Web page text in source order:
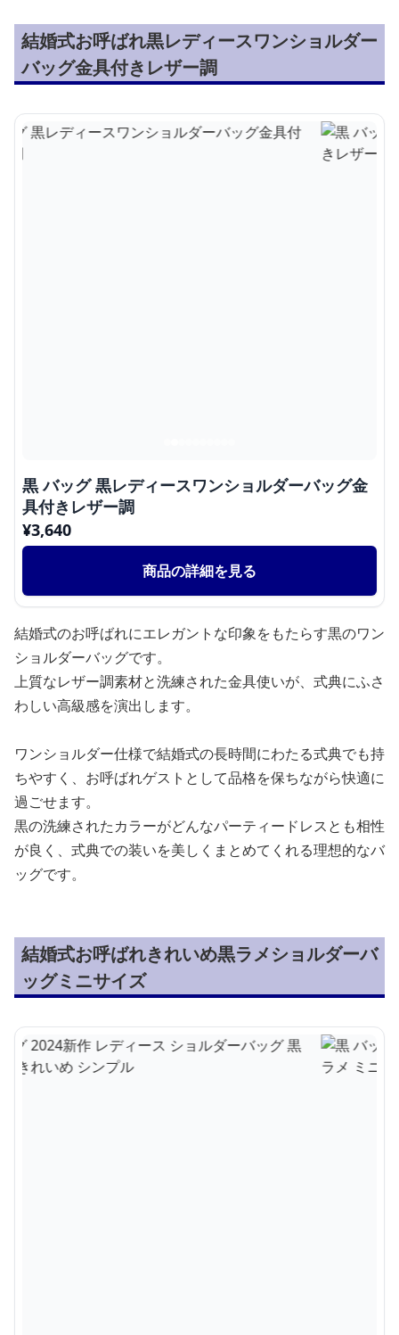
結婚式お呼ばれ黒レディースワンショルダー
バッグ金具付きレザー調
黒 バッグ 黒レディースワンショルダーバッグ金
具付きレザー調
¥3,640
商品の詳細を見る
結婚式のお呼ばれにエレガントな印象をもたらす黒のワン
ショルダーバッグです。
上質なレザー調素材と洗練された金具使いが、式典にふさ
わしい高級感を演出します。
ワンショルダー仕様で結婚式の長時間にわたる式典でも持
ちやすく、お呼ばれゲストとして品格を保ちながら快適に
過ごせます。
黒の洗練されたカラーがどんなパーティードレスとも相性
が良く、式典での装いを美しくまとめてくれる理想的なバ
ッグです。
結婚式お呼ばれきれいめ黒ラメショルダーバ
ッグミニサイズ